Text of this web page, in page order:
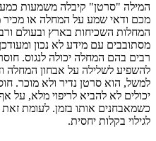
המילה "סרטן" קיבלה משמעות
מכם ודאי שמע על המחלה או
המחלות השכיחות בארץ ובעולם
מסתובבים עם מידע לא נכון
רבים בהם המחלה יכולה לנגוס.
להשפיע לשלילה על אבחון המחלה
למשל, הוא סרטן נדיר ולא מוכר.
יכולים לא להביא לריפוי מלא, על אף
כשמאבחנים אותו בזמן. לעומת זאת
לגילוי בקלות יחסית.